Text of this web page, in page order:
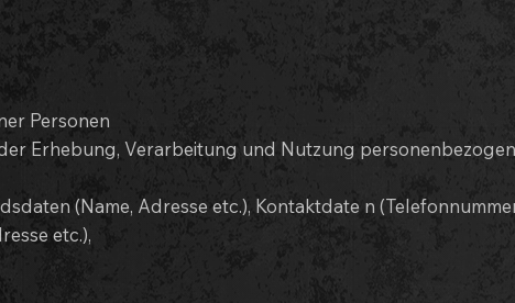
Personen
Erhebung, Verarbeitung und Nutzung
(Name, Adresse etc.), Kontaktdate n
etc.),